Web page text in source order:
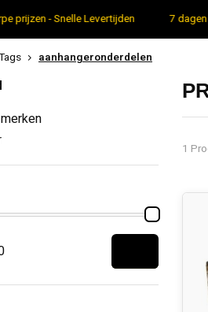
prijzen - Snelle Levertijden 7
aanhangeronderdelen
1